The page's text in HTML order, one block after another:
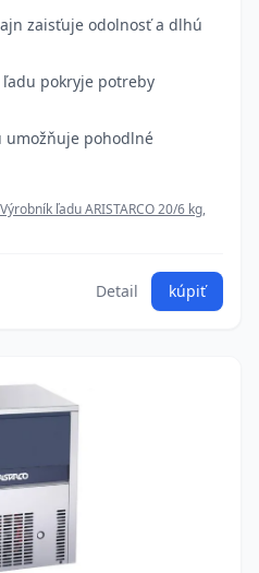
zaisťuje odolnosť a dlhú
pokryje potreby
umožňuje pohodlné
ľadu ARISTARCO 20/6 kg,
Detail kúpiť